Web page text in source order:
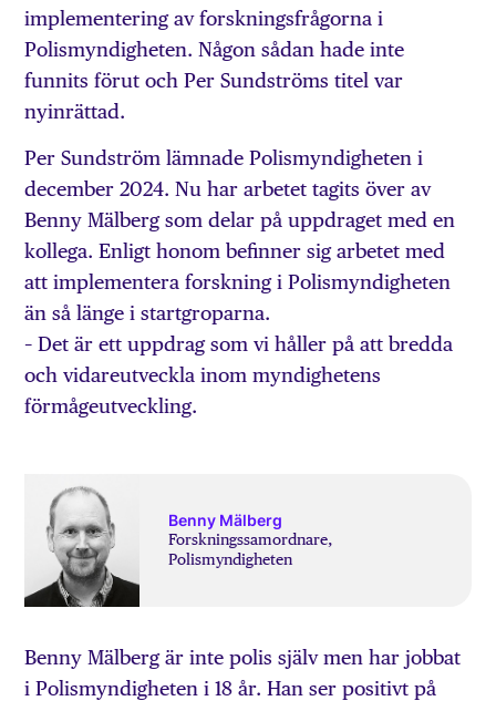
implementering av forskningsfrågorna i
Polismyndigheten. Någon sådan hade inte
funnits förut och Per Sundströms titel var
nyinrättad.
Per Sundström lämnade Polismyndigheten i
december 2024. Nu har arbetet tagits över av
Benny Mälberg som delar på uppdraget med en
kollega. Enligt honom befinner sig arbetet med
att implementera forskning i Polismyndigheten
än så länge i startgroparna.
– Det är ett uppdrag som vi håller på att bredda
och vidareutveckla inom myndighetens
förmågeutveckling.
Benny Mälberg
Forskningssamordnare,
Polismyndigheten
Benny Mälberg är inte polis själv men har jobbat
i Polismyndigheten i 18 år. Han ser positivt på